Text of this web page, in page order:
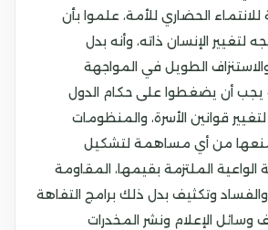
للانتماء الحضاري للأمة، علموا بأن
لتغيير الإنسان ذاته، وأنه بدل
الطويل في المواجهة
يجب أن يضغطوا على حكام الدول
قوانين الأسرة، والمنظومات
ومنعها من أي مساهمة لتشكيل
الملتزمة بقيمها، المقاومة
وتكثيف بدل ذلك برامج التفاهة
وسائل الإعلام ونشر المخدرات